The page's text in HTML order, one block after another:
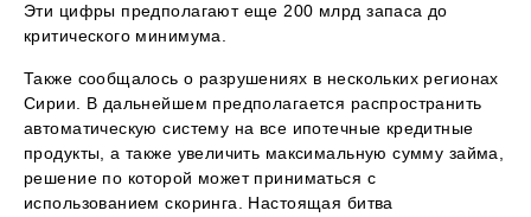
Эти цифры предполагают еще 200 млрд запаса до
критического минимума.
Также сообщалось о разрушениях в нескольких регионах
Сирии. В дальнейшем предполагается распространить
автоматическую систему на все ипотечные кредитные
продукты, а также увеличить максимальную сумму займа,
решение по которой может приниматься с
использованием скоринга. Настоящая битва